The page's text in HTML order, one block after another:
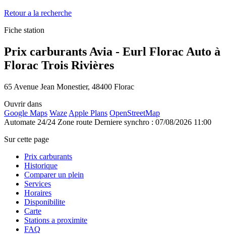
Retour a la recherche
Fiche station
Prix carburants Avia - Eurl Florac Auto à
Florac Trois Rivières
65 Avenue Jean Monestier, 48400 Florac
Ouvrir dans
Google Maps Waze Apple Plans OpenStreetMap
Automate 24/24 Zone route Derniere synchro : 07/08/2026 11:00
Sur cette page
Prix carburants
Historique
Comparer un plein
Services
Horaires
Disponibilite
Carte
Stations a proximite
FAQ